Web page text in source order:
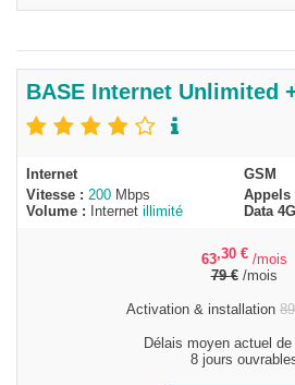
BASE Internet Unlimited
Internet
Vitesse : 200 Mbps
Volume : Internet illimité
GSM
Appels
Data
63,30 € /mois
79€/mois
Activation & installation
Délais moyen actuel
8 jours